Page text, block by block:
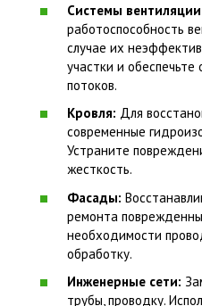
Системы
работоспособность
случае их
участки и
потоков.
Кровля: Для
современные
Устраните
жесткость.
Фасады:
ремонта
необходимости
обработку.
Инженерные сети:
трубы, проводку.